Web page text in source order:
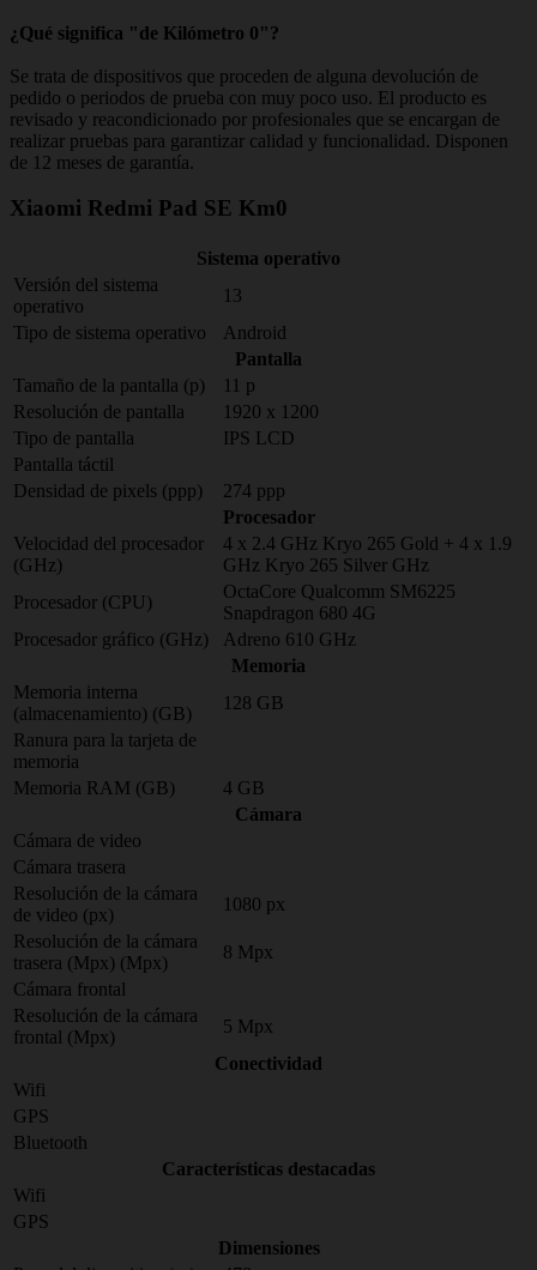
¿Qué significa "de Kilómetro 0"?
Se trata de dispositivos que proceden de alguna devolución de
pedido o periodos de prueba con muy poco uso. El producto es
revisado y reacondicionado por profesionales que se encargan de
realizar pruebas para garantizar calidad y funcionalidad. Disponen
de 12 meses de garantía.
Xiaomi Redmi Pad SE Km0
Sistema operativo
Versión del sistema
operativo
13
Tipo de sistema operativo
Android
Pantalla
Tamaño de la pantalla (p)
11 p
Resolución de pantalla
1920 x 1200
Tipo de pantalla
IPS LCD
Pantalla táctil
Densidad de pixels (ppp)
274 ppp
Procesador
Velocidad del procesador
(GHz)
4 x 2.4 GHz Kryo 265 Gold + 4 x 1.9
GHz Kryo 265 Silver GHz
Procesador (CPU)
OctaCore Qualcomm SM6225
Snapdragon 680 4G
Procesador gráfico (GHz)
Adreno 610 GHz
Memoria
Memoria interna
(almacenamiento) (GB)
128 GB
Ranura para la tarjeta de
memoria
Memoria RAM (GB)
4 GB
Cámara
Cámara de video
Cámara trasera
Resolución de la cámara
de video (px)
1080 px
Resolución de la cámara
trasera (Mpx) (Mpx)
8 Mpx
Cámara frontal
Resolución de la cámara
frontal (Mpx)
5 Mpx
Conectividad
Wifi
GPS
Bluetooth
Características destacadas
Wifi
GPS
Dimensiones